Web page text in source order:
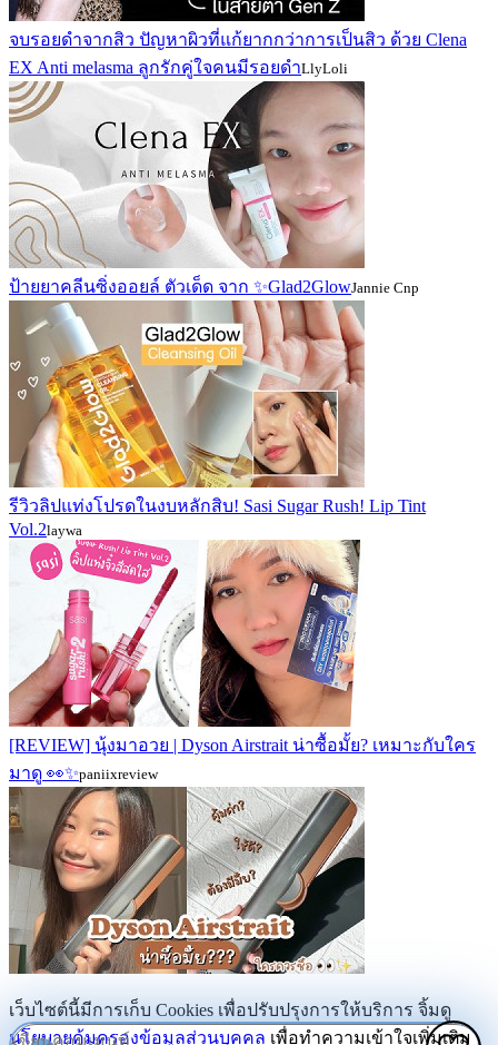
จบรอยดำจากสิว ปัญหาผิวที่แก้ยากกว่าการเป็นสิว ด้วย Clena
EX Anti melasma ลูกรักคู่ใจคนมีรอยดำLlyLoli
ป้ายยาคลีนซิ่งออยล์ ตัวเด็ด จาก ✨Glad2GlowJannie Cnp
รีวิวลิปแท่งโปรดในงบหลักสิบ! Sasi Sugar Rush! Lip Tint
Vol.2laywa
[REVIEW] นุ้งมาอวย | Dyson Airstrait น่าซื้อมั้ย? เหมาะกับใคร
มาดู 👀✨paniixreview
เว็บไซต์นี้มีการเก็บ Cookies เพื่อปรับปรุงการให้บริการ จิ้มดู
นโยบายคุ้มครองข้อมูลส่วนบุคคล เพื่อทำความเข้าใจเพิ่มเติม